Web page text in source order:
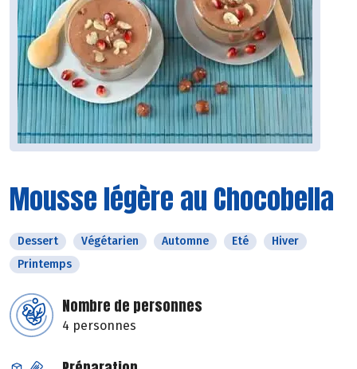
Mousse légère au Chocobella
Dessert Végétarien Automne Eté
Hiver
Printemps
Nombre de personnes
4 personnes